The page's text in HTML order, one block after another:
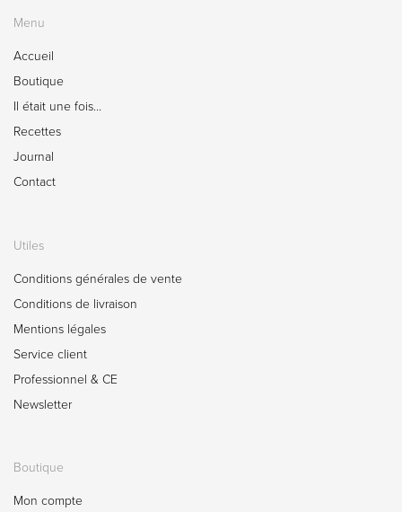
Menu
Accueil
Boutique
Il était une fois…
Recettes
Journal
Contact
Utiles
Conditions générales de vente
Conditions de livraison
Mentions légales
Service client
Professionnel & CE
Newsletter
Boutique
Mon compte